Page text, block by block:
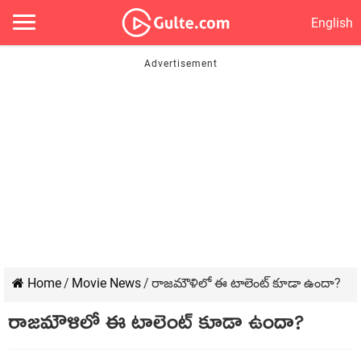
English
Home/ Movie News/ రాజమౌళిలో ఈ టాలెంట్ కూడా ఉందా?
రాజమౌళిలో ఈ టాలెంట్ కూడా ఉందా?